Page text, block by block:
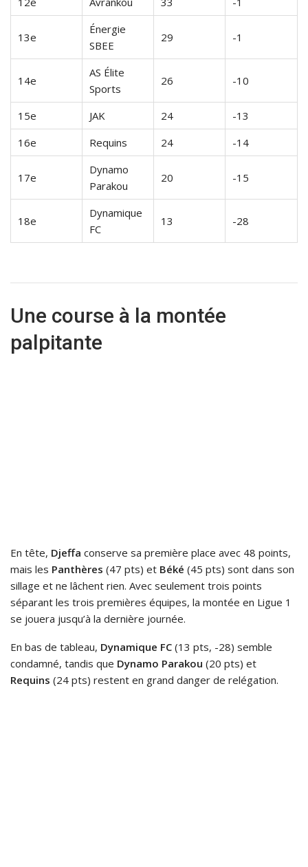
13e
Énergie
SBEE
29 -1
14e
AS Élite
Sports
26 -10
15e JAK 24
-13
16e
Requins 24 -14
17e
Dynamo
Parakou
20 -15
18e
Dynamique
FC
13 -28
Une course à la montée
palpitante
En tête, Djeffa conserve sa première place avec 48 points,
mais les Panthères (47 pts) et Béké (45 pts) sont dans son
sillage et ne lâchent rien. Avec seulement trois points
séparant les trois premières équipes, la montée en Ligue 1
se jouera jusqu’à la dernière journée.
En bas de tableau, Dynamique FC (13 pts, -28) semble
condamné, tandis que Dynamo Parakou (20 pts) et
Requins (24 pts) restent en grand danger de relégation.